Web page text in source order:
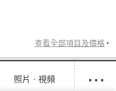
查看全部項目及價格
照片ㆍ視頻 ···